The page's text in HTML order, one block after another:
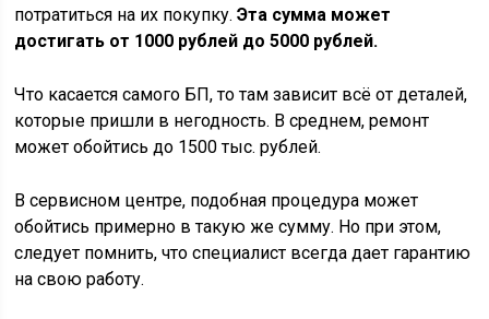
потратиться на их покупку.Эта сумма может
достигать от 1000 рублей до 5000 рублей.
Что касается самого БП, то там зависит всё от деталей,
которые пришли в негодность. В среднем, ремонт
может обойтись до 1500 тыс. рублей.
В сервисном центре, подобная процедура может
обойтись примерно в такую же сумму. Но при этом,
следует помнить, что специалист всегда дает гарантию
на свою работу.